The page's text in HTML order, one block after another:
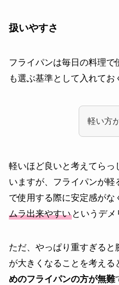
扱いやすさ
フライパンは毎日の料理で
も選ぶ基準として入れてお
軽い方
軽いほど良いと考えてらっ
いますが、フライパンが軽
で使用する際に安定感がな
ムラ出来やすいというデメ
ただ、やっぱり重すぎると
が大きくなることを考える
めのフライパンの方が無難